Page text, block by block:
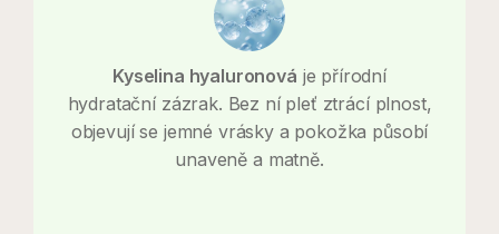
Kyselina hyaluronová je přírodní
hydratační zázrak. Bez ní pleť ztrácí plnost,
objevují se jemné vrásky a pokožka působí
unaveně a matně.